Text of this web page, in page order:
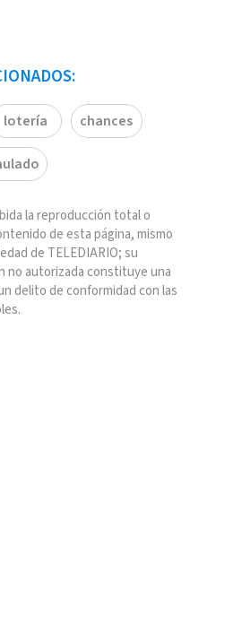
lotería chances
la reproducción total o
de esta página, mismo
de TELEDIARIO; su
no autorizada constituye una
delito de conformidad con las